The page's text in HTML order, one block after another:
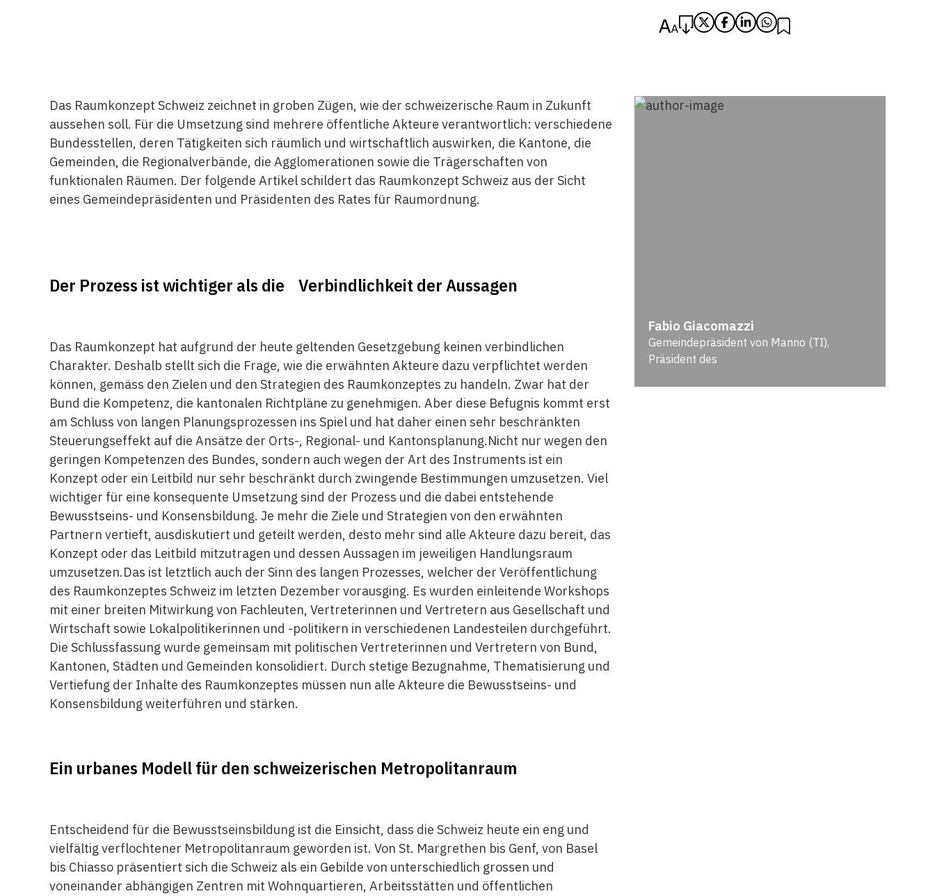
Das Raumkonzept Schweiz zeichnet in groben Zügen, wie der schweizerische Raum in Zukunft
aussehen soll. Für die Umsetzung sind mehrere öffentliche Akteure verantwortlich: verschiedene
Bundesstellen, deren Tätigkeiten sich räumlich und wirtschaftlich auswirken, die Kantone, die
Gemeinden, die Regionalverbände, die Agglomerationen sowie die Trägerschaften von
funktionalen Räumen. Der folgende Artikel schildert das Raumkonzept Schweiz aus der Sicht
eines Gemeindepräsidenten und Präsidenten des Rates für Raumordnung.
Der Prozess ist wichtiger als die Verbindlichkeit der Aussagen
Das Raumkonzept hat aufgrund der heute geltenden Gesetzgebung keinen verbindlichen
Charakter. Deshalb stellt sich die Frage, wie die erwähnten Akteure dazu verpflichtet werden
können, gemäss den Zielen und den Strategien des Raumkonzeptes zu handeln. Zwar hat der
Bund die Kompetenz, die kantonalen Richtpläne zu genehmigen. Aber diese Befugnis kommt erst
am Schluss von langen Planungsprozessen ins Spiel und hat daher einen sehr beschränkten
Steuerungseffekt auf die Ansätze der Orts-, Regional- und Kantonsplanung.Nicht nur wegen den
geringen Kompetenzen des Bundes, sondern auch wegen der Art des Instruments ist ein
Konzept oder ein Leitbild nur sehr beschränkt durch zwingende Bestimmungen umzusetzen. Viel
wichtiger für eine konsequente Umsetzung sind der Prozess und die dabei entstehende
Bewusstseins- und Konsensbildung. Je mehr die Ziele und Strategien von den erwähnten
Partnern vertieft, ausdiskutiert und geteilt werden, desto mehr sind alle Akteure dazu bereit, das
Konzept oder das Leitbild mitzutragen und dessen Aussagen im jeweiligen Handlungsraum
umzusetzen.Das ist letztlich auch der Sinn des langen Prozesses, welcher der Veröffentlichung
des Raumkonzeptes Schweiz im letzten Dezember vorausging. Es wurden einleitende Workshops
mit einer breiten Mitwirkung von Fachleuten, Vertreterinnen und Vertretern aus Gesellschaft und
Wirtschaft sowie Lokalpolitikerinnen und -politikern in verschiedenen Landesteilen durchgeführt.
Die Schlussfassung wurde gemeinsam mit politischen Vertreterinnen und Vertretern von Bund,
Kantonen, Städten und Gemeinden konsolidiert. Durch stetige Bezugnahme, Thematisierung und
Vertiefung der Inhalte des Raumkonzeptes müssen nun alle Akteure die Bewusstseins- und
Konsensbildung weiterführen und stärken.
Ein urbanes Modell für den schweizerischen Metropolitanraum
Entscheidend für die Bewusstseinsbildung ist die Einsicht, dass die Schweiz heute ein eng und
vielfältig verflochtener Metropolitanraum geworden ist. Von St. Margrethen bis Genf, von Basel
bis Chiasso präsentiert sich die Schweiz als ein Gebilde von unterschiedlich grossen und
voneinander abhängigen Zentren mit Wohnquartieren, Arbeitsstätten und öffentlichen
Fabio Giacomazzi
Gemeindepräsident von Manno (TI),
Präsident des